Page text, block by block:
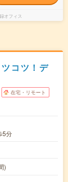
オフィス
コツ！デ
在宅・リモート
5分
)